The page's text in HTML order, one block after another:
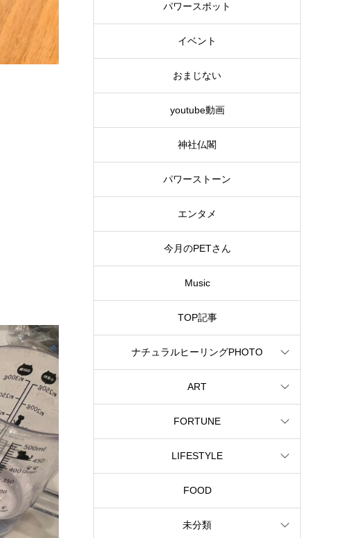
パワースポット
イベント
おまじない
youtube動画
神社仏閣
パワーストーン
エンタメ
今月のPETさん
Music
TOP記事
ナチュラルヒーリングPHOTO
ART
FORTUNE
LIFESTYLE
FOOD
未分類